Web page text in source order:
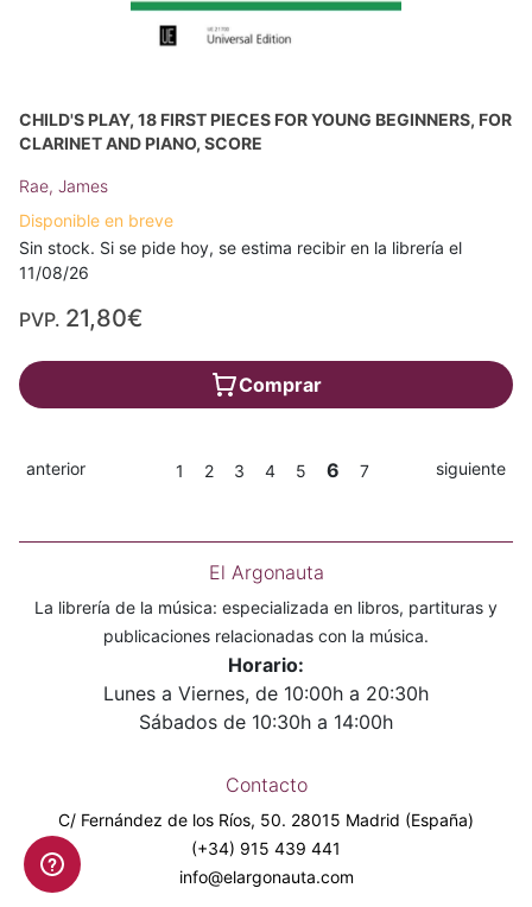
CHILD'S PLAY, 18 FIRST PIECES FOR YOUNG BEGINNERS, FOR
CLARINET AND PIANO, SCORE
Rae, James
Disponible en breve
Sin stock. Si se pide hoy, se estima recibir en la librería el
11/08/26
PVP. 21,80€
Comprar
anterior 1 2 3 4 5 6 7 siguiente
El Argonauta
La librería de la música: especializada en libros, partituras y
publicaciones relacionadas con la música.
Horario:
Lunes a Viernes, de 10:00h a 20:30h
Sábados de 10:30h a 14:00h
Contacto
C/ Fernández de los Ríos, 50. 28015 Madrid (España)
(+34) 915 439 441
info@elargonauta.com